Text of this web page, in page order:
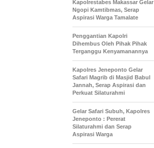
Kapolrestabes Makassar Gelar
Ngopi Kamtibmas, Serap
Aspirasi Warga Tamalate
Penggantian Kapolri
Dihembus Oleh Pihak Pihak
Terganggu Kenyamanannya
Kapolres Jeneponto Gelar
Safari Magrib di Masjid Babul
Jannah, Serap Aspirasi dan
Perkuat Silaturahmi
Gelar Safari Subuh, Kapolres
Jeneponto : Pererat
Silaturahmi dan Serap
Aspirasi Warga